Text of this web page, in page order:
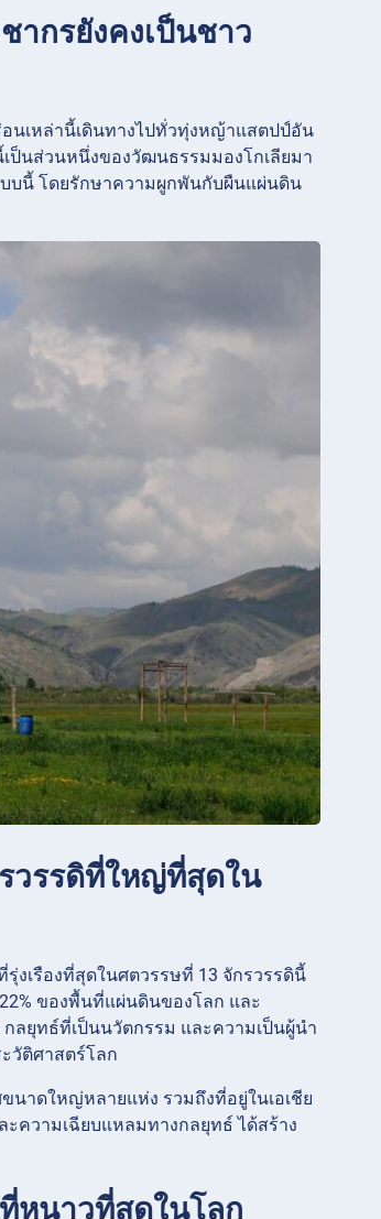
ากรยังคงเป็นชาว
นเหล่านี้เดินทางไปทั่วทุ่งหญ้าแสตปป์อัน
ป็นส่วนหนึ่งของวัฒนธรรมมองโกเลียมา
บนี้ โดยรักษาความผูกพันกับผืนแผ่นดิน
วรรดิที่ใหญ่ที่สุดใน
งเรืองที่สุดในศตวรรษที่ 13 จักรวรรดินี้
ของพื้นที่แผ่นดินของโลก และ
ลยุทธ์ที่เป็นนวัตกรรม และความเป็นผู้นำ
วัติศาสตร์โลก
นาดใหญ่หลายแห่ง รวมถึงที่อยู่ในเอเชีย
ความเฉียบแหลมทางกลยุทธ์ ได้สร้าง
ที่หนาวที่สุดในโลก